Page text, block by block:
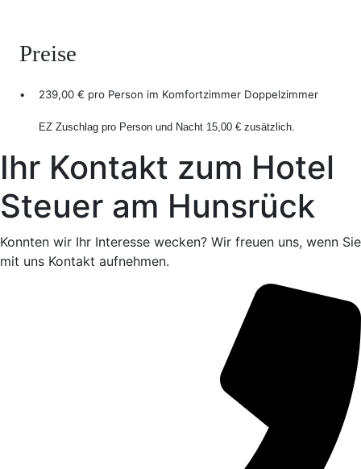
Preise
• 239,00 € pro Person im Komfortzimmer Doppelzimmer
EZ Zuschlag pro Person und Nacht 15,00 € zusätzlich.
Ihr Kontakt zum Hotel
Steuer am Hunsrück
Konnten wir Ihr Interesse wecken? Wir freuen uns, wenn Sie
mit uns Kontakt aufnehmen.